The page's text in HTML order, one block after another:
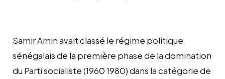
Samir Amin avait classé le régime politique
sénégalais de la première phase de la domination
du Parti socialiste (1960 1980) dans la catégorie de